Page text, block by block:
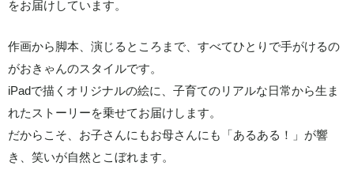
をお届けしています。
作画から脚本、演じるところまで、すべてひとりで手がけるの
がおきゃんのスタイルです。
iPadで描くオリジナルの絵に、子育てのリアルな日常から生ま
れたストーリーを乗せてお届けします。
だからこそ、お子さんにもお母さんにも「あるある！」が響
き、笑いが自然とこぼれます。